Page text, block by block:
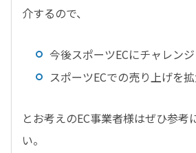
介するので、
今後スポーツECにチャレン
スポーツECでの売り上げを
とお考えのEC事業者様はぜひ参考
い。